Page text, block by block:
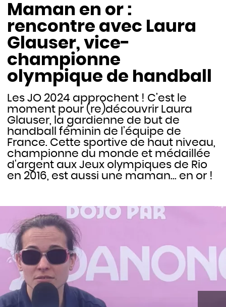
Maman en or :
rencontre avec Laura
Glauser, vice-
championne
olympique de handball
Les JO 2024 approchent ! C’est le
moment pour (re)découvrir Laura
Glauser, la gardienne de but de
handball féminin de l’équipe de
France. Cette sportive de haut niveau,
championne du monde et médaillée
d'argent aux Jeux olympiques de Rio
en 2016, est aussi une maman... en or !